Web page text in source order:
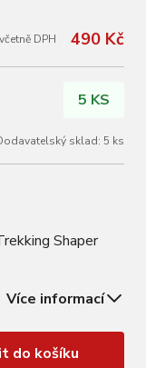
DPH 490 Kč
5 KS
sklad: 5 ks
Shaper
Více informací
do košíku